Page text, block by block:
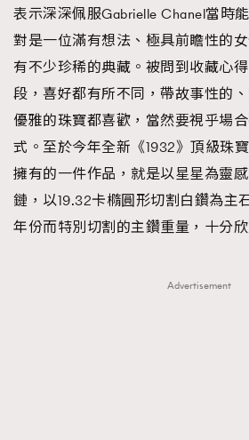
表示深深佩服Gabrielle Chanel當時
對是一位滿有想法、極具前瞻性的
有不少珍稀的典藏。被問到收藏心
段，喜好都有所不同，帶故事性的
優雅的珠寶都喜歡，當然要視乎場
式。至於今年全新《1932》頂級珠
擁有的一件作品，就是以星星為靈
鏈，以19.32卡橢圓形切割白鑽為主
年份而特別切割的主鑽重量，十分
Advertisement